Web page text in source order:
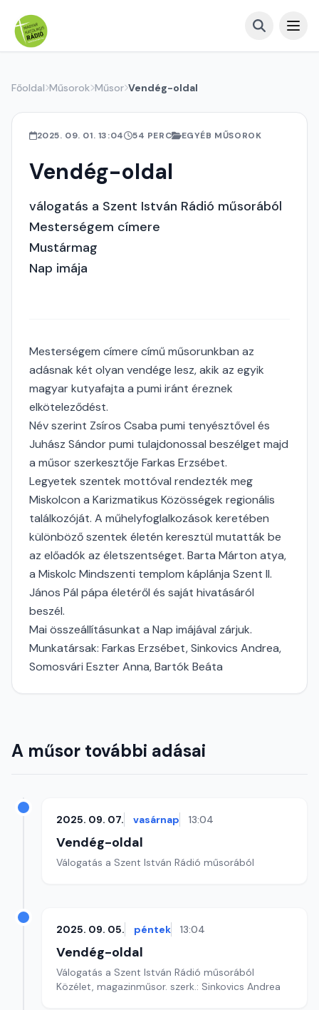
Főoldal Műsorok Műsor Vendég-oldal
2025. 09. 01. 13:04 54 PERC EGYÉB MŰSOROK
Vendég-oldal
válogatás a Szent István Rádió műsorából
Mesterségem címere
Mustármag
Nap imája
Mesterségem címere című műsorunkban az
adásnak két olyan vendége lesz, akik az egyik
magyar kutyafajta a pumi iránt éreznek
elköteleződést.
Név szerint Zsíros Csaba pumi tenyésztővel és
Juhász Sándor pumi tulajdonossal beszélget majd
a műsor szerkesztője Farkas Erzsébet.
Legyetek szentek mottóval rendezték meg
Miskolcon a Karizmatikus Közösségek regionális
találkozóját. A műhelyfoglalkozások keretében
különböző szentek életén keresztül mutatták be
az előadók az életszentséget. Barta Márton atya,
a Miskolc Mindszenti templom káplánja Szent II.
János Pál pápa életéről és saját hivatásáról
beszél.
Mai összeállításunkat a Nap imájával zárjuk.
Munkatársak: Farkas Erzsébet, Sinkovics Andrea,
Somosvári Eszter Anna, Bartók Beáta
A műsor további adásai
2025. 09. 07. vasárnap 13:04
Vendég-oldal
Válogatás a Szent István Rádió műsorából
2025. 09. 05. péntek 13:04
Vendég-oldal
Válogatás a Szent István Rádió műsorából
Közélet, magazinműsor. szerk.: Sinkovics Andrea